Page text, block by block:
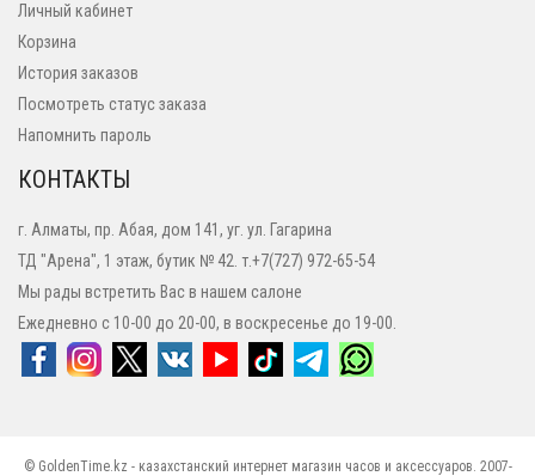
Личный кабинет
Корзина
История заказов
Посмотреть статус заказа
Напомнить пароль
КОНТАКТЫ
г. Алматы, пр. Абая, дом 141, уг. ул. Гагарина
ТД "Арена", 1 этаж, бутик № 42. т.+7(727) 972-65-54
Мы рады встретить Вас в нашем салоне
Ежедневно с 10-00 до 20-00, в воскресенье до 19-00.
© GoldenTime.kz - казахстанский интернет магазин часов и аксессуаров. 2007-